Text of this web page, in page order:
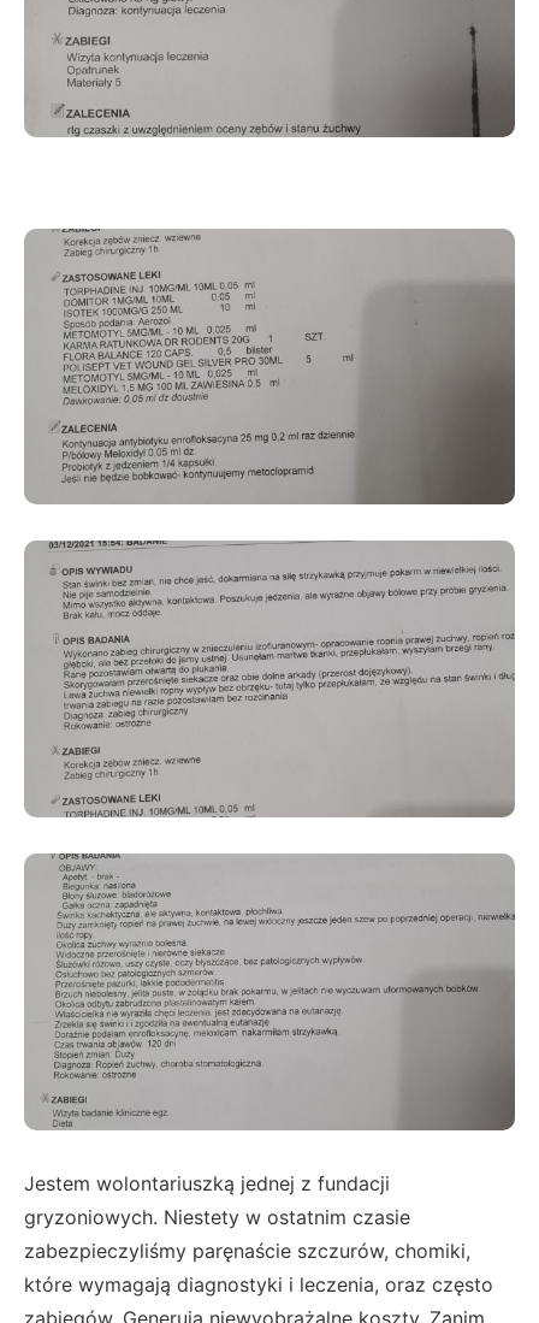
Jestem wolontariuszką jednej z fundacji
gryzoniowych. Niestety w ostatnim czasie
zabezpieczyliśmy paręnaście szczurów, chomiki,
które wymagają diagnostyki i leczenia, oraz często
zabiegów. Generują niewyobrażalne koszty. Zanim